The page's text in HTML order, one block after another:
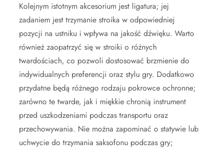
Kolejnym istotnym akcesorium jest ligatura; jej
zadaniem jest trzymanie stroika w odpowiedniej
pozycji na ustniku i wpływa na jakość dźwięku. Warto
również zaopatrzyć się w stroiki o różnych
twardościach, co pozwoli dostosować brzmienie do
indywidualnych preferencji oraz stylu gry. Dodatkowo
przydatne będą różnego rodzaju pokrowce ochronne;
zarówno te twarde, jak i miękkie chronią instrument
przed uszkodzeniami podczas transportu oraz
przechowywania. Nie można zapominać o statywie lub
uchwycie do trzymania saksofonu podczas gry;